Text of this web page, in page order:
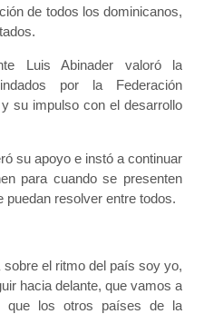
de todos los dominicanos,
Luis Abinader valoró la
por la Federación
su impulso con el desarrollo
su apoyo e instó a continuar
para cuando se presenten
resolver entre todos.
el ritmo del país soy yo,
hacia delante, que vamos a
que los otros países de la